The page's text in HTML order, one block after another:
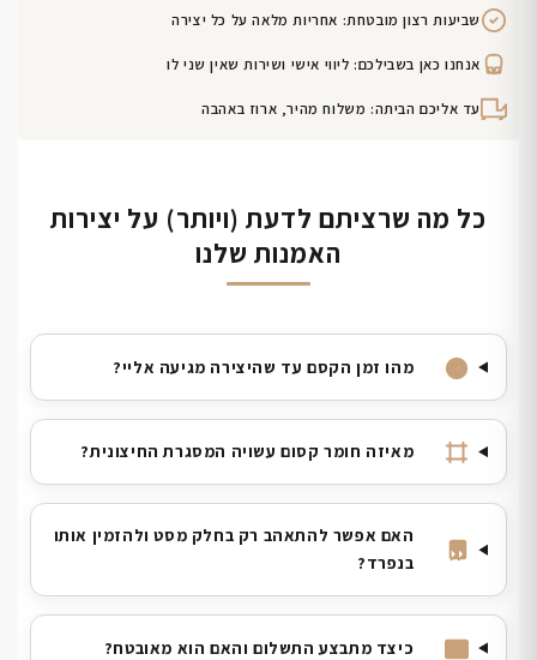
שביעות רצון מובטחת: אחריות מלאה על כל יצירה
אנחנו כאן בשבילכם: ליווי אישי ושירות שאין שני לו
עד אליכם הביתה: משלוח מהיר, ארוז באהבה
כל מה שרציתם לדעת (ויותר) על יצירות
האמנות שלנו
מהו זמן הקסם עד שהיצירה מגיעה אליי?
מאיזה חומר קסום עשויה המסגרת החיצונית?
האם אפשר להתאהב רק בחלק מסט ולהזמין אותו
בנפרד?
כיצד מתבצע התשלום והאם הוא מאובטח?